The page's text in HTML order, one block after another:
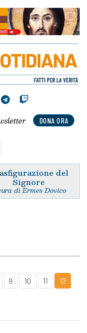
DONA ORA
del
Signore
di Ermes Dovico
9 10 11 12